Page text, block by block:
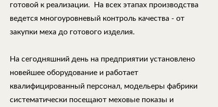
готовой к реализации. На всех этапах производства
ведется многоуровневый контроль качества - от
закупки меха до готового изделия.
На сегодняшний день на предприятии установлено
новейшее оборудование и работает
квалифицированный персонал, модельеры фабрики
систематически посещают меховые показы и